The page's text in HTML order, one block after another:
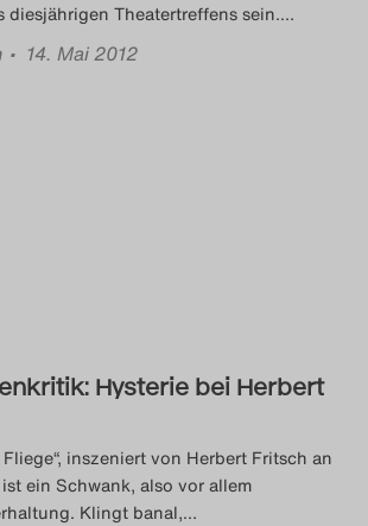
diesjährigen Theatertreffens sein.…
• 14. Mai 2012
Hysterie bei Herbert
inszeniert von Herbert Fritsch an
ein Schwank, also vor allem
Klingt banal,…